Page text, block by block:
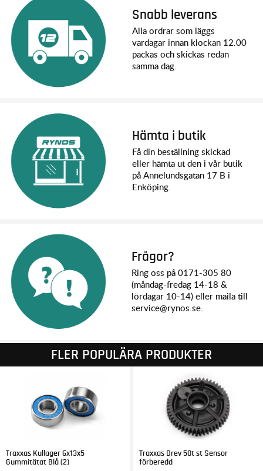
Snabb leverans
Alla ordrar som läggs
vardagar innan klockan 12.00
packas och skickas redan
samma dag.
Hämta i butik
Få din beställning skickad
eller hämta ut den i vår butik
på Annelundsgatan 17 B i
Enköping.
Frågor?
Ring oss på 0171-305 80
(måndag-fredag 14-18 &
lördagar 10-14) eller maila till
service@rynos.se.
FLER POPULÄRA PRODUKTER
Traxxas Kullager 6x13x5
Gummitätat Blå (2)
Traxxas Drev 50t st Sensor
förberedd